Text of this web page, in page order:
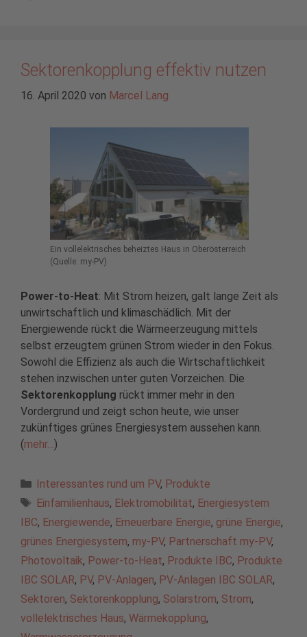
Sektorenkopplung effektiv nutzen
16. April 2020 von Marcel Lang
Ein vollelektrisches beheiztes Haus in Oberösterreich
(Quelle: my-PV)
Power-to-Heat: Mit Strom heizen, galt lange Zeit als
unwirtschaftlich und klimaschädlich. Mit der
Energiewende rückt die Wärmeerzeugung mittels
selbst erzeugtem grünen Strom wieder in den Fokus.
Sowohl die Effizienz als auch die Wirtschaftlichkeit
stehen inzwischen unter guten Vorzeichen. Die
Sektorenkopplung rückt immer mehr in den
Vordergrund und zeigt schon heute, wie unser
zukünftiges grünes Energiesystem aussehen kann.
(mehr…)
Kategorien
Interessantes rund um PV, Produkte
Schlagwörter
Einfamilienhaus, Elektromobilität, Energiesystem
IBC, Energiewende, Erneuerbare Energie, grüne Energie,
grünes Energiesystem, my-PV, Partnerschaft my-PV,
Photovoltaik, Power-to-Heat, Produkte IBC, Produkte
IBC SOLAR, PV, PV-Anlagen, PV-Anlagen IBC SOLAR,
Sektoren, Sektorenkopplung, Solarstrom, Strom,
vollelektrisches Haus, Wärmekopplung,